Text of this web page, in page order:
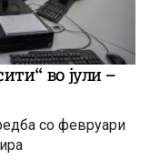
во јули –
со февруари